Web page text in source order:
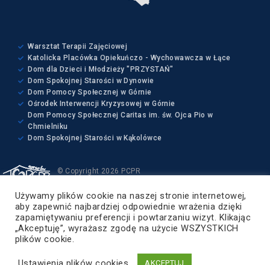
Warsztat Terapii Zajęciowej
Katolicka Placówka Opiekuńczo - Wychowawcza w Łące
Dom dla Dzieci i Młodzieży "PRZYSTAŃ"
Dom Spokojnej Starości w Dynowie
Dom Pomocy Społecznej w Górnie
Ośrodek Interwencji Kryzysowej w Górnie
Dom Pomocy Społecznej Caritas im. św. Ojca Pio w
Chmielniku
Dom Spokojnej Starości w Kąkolówce
© Copyright 2026 PCPR
Projekt i wykonanie:
ZETO-RZESZÓW Sp. z o.o.
Powiat Rzeszowski
Używamy plików cookie na naszej stronie internetowej,
aby zapewnić najbardziej odpowiednie wrażenia dzięki
zapamiętywaniu preferencji i powtarzaniu wizyt. Klikając
„Akceptuję”, wyrażasz zgodę na użycie WSZYSTKICH
plików cookie.
AKCEPTUJ